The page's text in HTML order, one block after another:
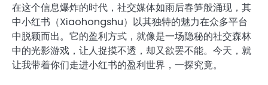
在这个信息爆炸的时代，社交媒体如雨后春笋般涌现，其
中小红书（Xiaohongshu）以其独特的魅力在众多平台
中脱颖而出。它的盈利方式，就像是一场隐秘的社交森林
中的光影游戏，让人捉摸不透，却又欲罢不能。今天，就
让我带着你们走进小红书的盈利世界，一探究竟。